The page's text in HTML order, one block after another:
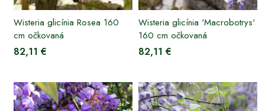
Wisteria glicínia Rosea 160
cm očkovaná
82,11 €
Wisteria glicínia 'Macrobotrys'
160 cm očkovaná
82,11 €